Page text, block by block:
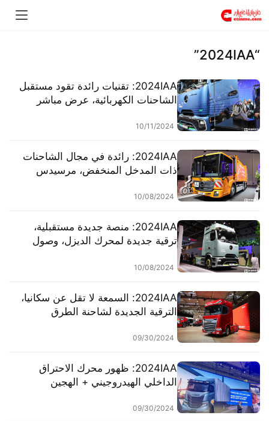
“2024IAA”
2024IAA: تقنيات رائدة تقود مستقبل
الشاحنات الكهربائية، عرض مباشر
نلقي نظرة على سبب قوتها.
10/11/2024
2024IAA: رائدة في مجال الشاحنات
ذات المدخل المنخفض، مرسيدس
بالكامل
10/08/2024
2024IAA: منصة جديدة مستقبلية،
ترقية جديدة لمحرك الديزل، وصول
Actros L الرائدة
10/08/2024
2024IAA: السمعة لا تقل عن سكانيا،
الترقية الجديدة لشاحنة الطرق
السريعة الرائدة من داف XG+
09/30/2024
2024IAA: ظهور محرك الاحتراق
الداخلي الهيدروجيني + الهجين
المدعوم، الإطلاق العالمي لسيارة
eMoovy الكهربائية التجارية الخفيفة،09/30/2024